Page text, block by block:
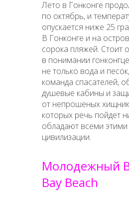
Лето в Гонконге
по октябрь, и
опускается ниже 25
В Гонконге и на
сорока пляжей. Стоит
в понимании
не только вода и
команда спасателей,
душевые кабины и
от непрошеных
которых речь пойдет
обладают всеми
цивилизации.
Молодежный
Bay Beach